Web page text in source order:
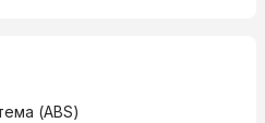
(ABS)